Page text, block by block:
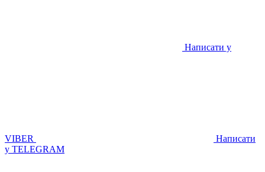
Написати у
VIBER
Написати
у TELEGRAM